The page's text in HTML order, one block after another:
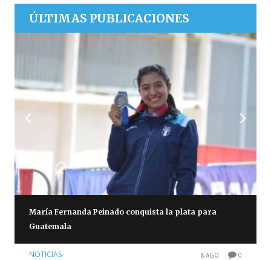
ÚLTIMAS PUBLICACIONES
María Fernanda Peinado conquista la plata para
Guatemala
NOTICIAS 8 AGO 0